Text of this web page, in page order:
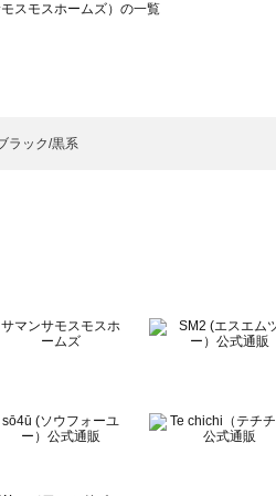
スモスホームズ）の一覧
ルバイサマンサモスモス）の一覧
スモス ラーゴム）の一覧
）の一覧
ラック/黒系